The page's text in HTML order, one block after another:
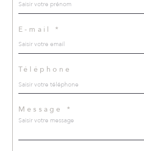
E-mail *
Téléphone
Message *